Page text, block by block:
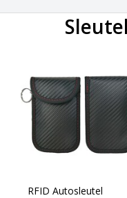
RFID Autosleutel